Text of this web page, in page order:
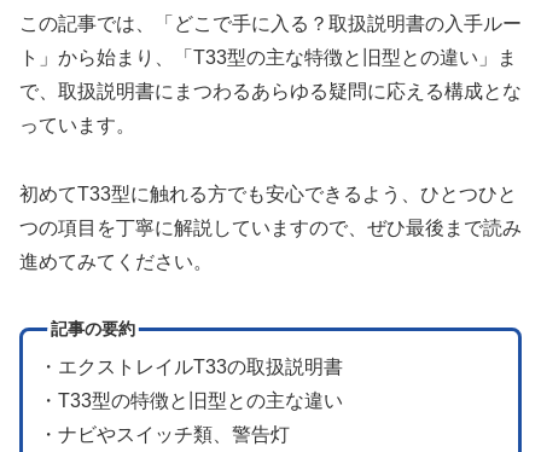
この記事では、「どこで手に入る？取扱説明書の入手ルー
ト」から始まり、「T33型の主な特徴と旧型との違い」ま
で、取扱説明書にまつわるあらゆる疑問に応える構成とな
っています。
初めてT33型に触れる方でも安心できるよう、ひとつひと
つの項目を丁寧に解説していますので、ぜひ最後まで読み
進めてみてください。
記事の要約
・エクストレイルT33の取扱説明書
・T33型の特徴と旧型との主な違い
・ナビやスイッチ類、警告灯